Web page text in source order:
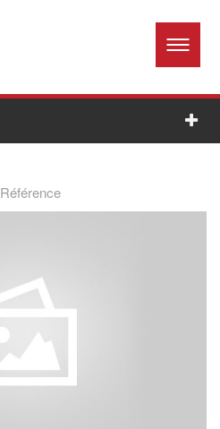
Référence